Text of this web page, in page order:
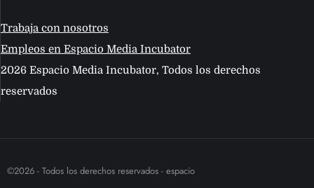
Trabaja con nosotros
Empleos en Espacio Media Incubator
2026 Espacio Media Incubator, Todos los derechos
reservados
©2026 - Todos los derechos reservados - espacio